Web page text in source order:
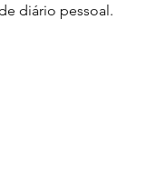
diário pessoal.